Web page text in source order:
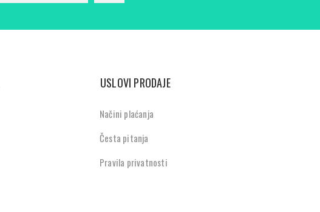
USLOVI PRODAJE
Načini plaćanja
Česta pitanja
Pravila privatnosti